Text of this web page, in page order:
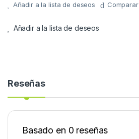
Añadir a la lista de deseos Comparar
Añadir a la lista de deseos
Reseñas
Basado en 0 reseñas